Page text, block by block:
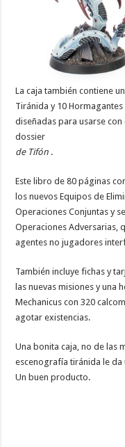
La caja también contiene
Tiránida y 10
diseñadas para usarse
dossier
de Tifón . ​​
Este libro de 80 páginas
los nuevos Equipos de
Operaciones Conjuntas y
Operaciones Adversarias,
agentes no jugadores
También incluye fichas y
las nuevas misiones y una
Mechanicus con 320
agotar existencias.
Una bonita caja, no de las
escenografía tiránida le da
Un buen producto.